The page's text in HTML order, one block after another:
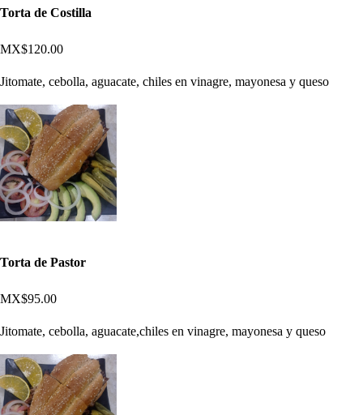
Torta de Costilla
MX$120.00
Jitomate, cebolla, aguacate, chiles en vinagre, mayonesa y queso
Torta de Pastor
MX$95.00
Jitomate, cebolla, aguacate,chiles en vinagre, mayonesa y queso